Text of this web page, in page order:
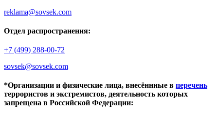
reklama@sovsek.com
Отдел распространения:
+7 (499) 288-00-72
sovsek@sovsek.com
*Организации и физические лица, внесённные в перечень
террористов и экстремистов, деятельность которых
запрещена в Российской Федерации: